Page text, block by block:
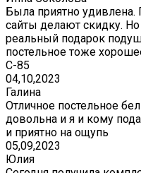
Была приятно
сайты делают скидку.
реальный подарок
постельное тоже
С-85
04,10,2023
Галина
Отличное постельное
довольна и я и кому
и приятно на ощупь
05,09,2023
Юлия